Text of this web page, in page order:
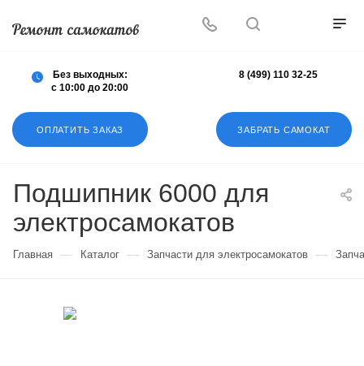
ОПЛАТИТЬ ЗАКАЗ ЗАБРАТЬ САМОКАТ
Без выходных:
с 10:00 до 20:00
8 (499) 110 32-25
Подшипник 6000 для
электросамокатов
Главная — Каталог — Запчасти для электросамокатов —